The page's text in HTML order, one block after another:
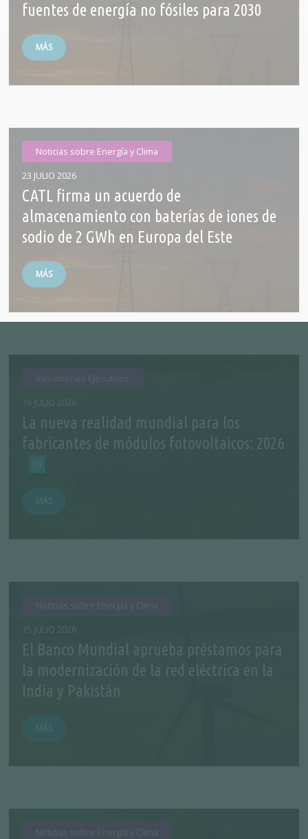
fuentes de energía no fósiles para 2030
MÁS
Noticias sobre Energía y Clima
23 JULIO 2026
CATL firma un acuerdo de
almacenamiento con baterías de iones de
sodio de 2 GWh en Europa del Este
MÁS
Resúmenes Ejecutivos
16 JULIO 2026
La nueva realidad mundial para los
fabricantes de módulos fotovoltaicos: 2026
MÁS
Noticias sobre Energía y Clima
15 JULIO 2026
El Banco Mundial aprueba préstamos para
la modernización de la red eléctrica en la
India y Pakistán
MÁS
Noticias sobre Energía y Clima